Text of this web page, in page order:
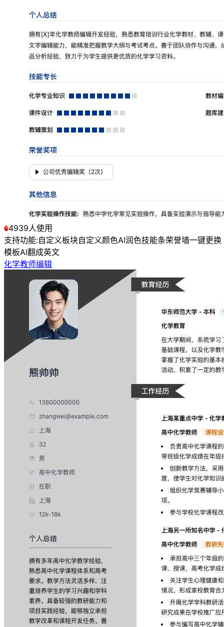
4939人使用
支持功能:自定义板块自定义颜色AI润色技能条荣誉墙一键更换
模板AI翻成英文
化学教师编辑